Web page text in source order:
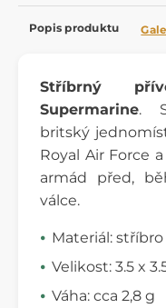
Popis produktu
Stříbrný
Supermarine.
britský
Royal Air Force
armád před,
válce.
Materiál: stříbro
Velikost: 3.5 x
Váha: cca 2,8 g